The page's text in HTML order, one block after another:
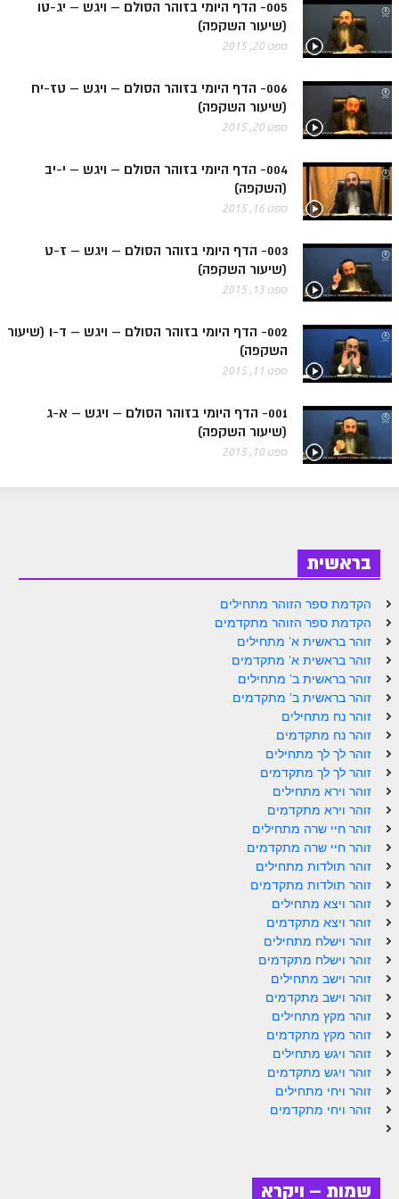
ספר הזוהר תולדות מתקדמים
ספר הזוהר ויצא מתחילים
ספר הזוהר וישלח מתחילים
הזוהר הקדוש וישלח מתקדמים
הזוהר הקדוש וישב מתחילים
הזוהר הקדוש וישב מתקדמים
הזוהר הקדוש מקץ מתקדמים
הזוהר הקדוש ויגש מתחילים
הזוהר הקדוש ויגש מתקדמים
הזוהר הקדוש ויחי מתחילים
ספר הזוהר – שמות
הזוהר הקדוש שמות מתחילים
הזוהר הקדוש וארא מתקדמים
הזוהר הקדוש בא מתחילים
הזוהר הקדוש בא מתקדמים
הזוהר הקדוש בשלח מתחילים
הזוהר הקדוש בשלח מתקדמים
הזוהר הקדוש יתרו מתחילים
הזוהר הקדוש יתרו מתקדמים
משפטים מתחילים
הזוהר הקדוש משפטים מתקדמים
הזוהר הקדוש תרומה השקפה
הזוהר הקדוש תרומה מתקדמים
הזוהר הקדוש ספרא דצניעותא
הזוהר הקדוש תצווה השקפה
הזוהר הקדוש תצווה מתקדמים
ספר הזוהר הקדוש כי תשא השקפה
ספר הזוהר הקדוש כי תשא מתקדמים
ספר הזוהר הקדוש ויקהל השקפה
ספר הזוהר הקדוש ויקהל מתקדמים
ספר הזוהר הקדוש פיקודי מתקדמים
005- הדף היומי בזוהר הסולם – ויגש – יג-טו
(שיעור השקפה)
ספט 20, 2015
006- הדף היומי בזוהר הסולם – ויגש – טז-יח
(שיעור השקפה)
ספט 20, 2015
004- הדף היומי בזוהר הסולם – ויגש – י-יב
(השקפה)
ספט 16, 2015
003- הדף היומי בזוהר הסולם – ויגש – ז-ט
(שיעור השקפה)
ספט 13, 2015
002- הדף היומי בזוהר הסולם – ויגש – ד-ו (שיעור
השקפה)
ספט 11, 2015
001- הדף היומי בזוהר הסולם – ויגש – א-ג
(שיעור השקפה)
ספט 10, 2015
בראשית
הקדמת ספר הזוהר מתחילים
הקדמת ספר הזוהר מתקדמים
זוהר בראשית א' מתחילים
זוהר בראשית א' מתקדמים
זוהר בראשית ב' מתחילים
זוהר בראשית ב' מתקדמים
זוהר נח מתחילים
זוהר נח מתקדמים
זוהר לך לך מתחילים
זוהר לך לך מתקדמים
זוהר וירא מתחילים
זוהר וירא מתקדמים
זוהר חיי שרה מתחילים
זוהר חיי שרה מתקדמים
זוהר תולדות מתחילים
זוהר תולדות מתקדמים
זוהר ויצא מתחילים
זוהר ויצא מתקדמים
זוהר וישלח מתחילים
זוהר וישלח מתקדמים
זוהר וישב מתחילים
זוהר וישב מתקדמים
זוהר מקץ מתחילים
זוהר מקץ מתקדמים
זוהר ויגש מתחילים
זוהר ויגש מתקדמים
זוהר ויחי מתחילים
זוהר ויחי מתקדמים
שמות – ויקרא